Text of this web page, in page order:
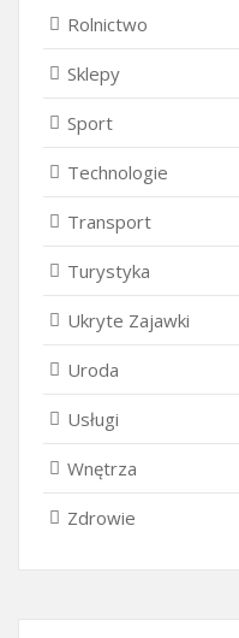
Rolnictwo
Sklepy
Sport
Technologie
Transport
Turystyka
Ukryte Zajawki
Uroda
Usługi
Wnętrza
Zdrowie